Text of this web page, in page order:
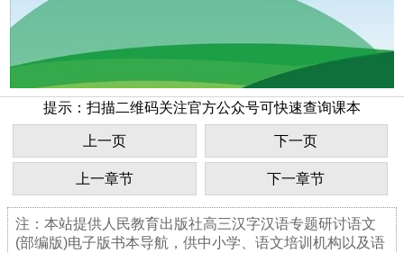
提示：扫描二维码关注官方公众号可快速查询课本
上一页 下一页
上一章节 下一章节
注：本站提供人民教育出版社高三汉字汉语专题研讨语文
(部编版)电子版书本导航，供中小学、语文培训机构以及语